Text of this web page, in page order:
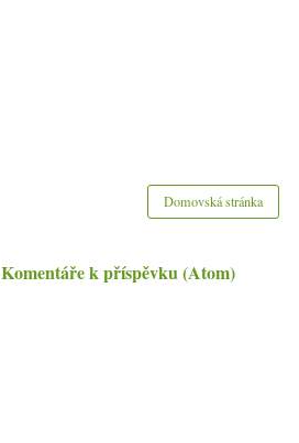
Domovská stránka
Komentáře k příspěvku (Atom)